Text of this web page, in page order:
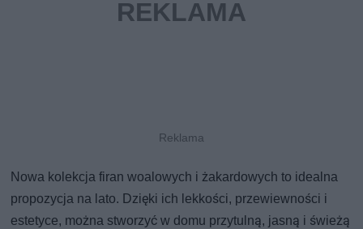
Nowa kolekcja firan woalowych i żakardowych to idealna
propozycja na lato. Dzięki ich lekkości, przewiewności i
estetyce, można stworzyć w domu przytulną, jasną i świeżą